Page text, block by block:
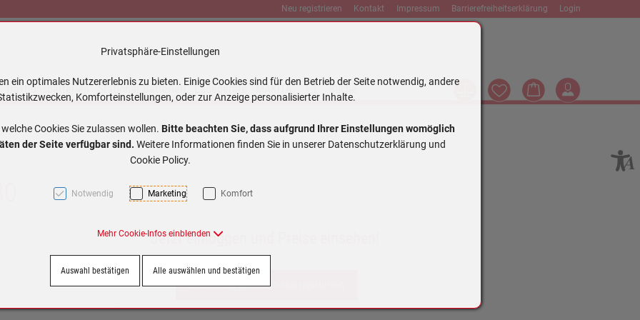
Neu registrieren Kontakt Impressum Barrierefreiheitserklärung Login
Traktionsbatterien Stationär Batterien Ladegeräte MAKITA Suche VergleichWunschlisteWarenkorbLogin
Jetzt einloggen und Preise einsehen!
Jetzt einloggen / kostenlos registrieren
Privatsphäre-Einstellungen
ein optimales Nutzererlebnis zu bieten. Einige Cookies sind für den Betrieb der Seite notwendig, andere
Komforteinstellungen, oder zur Anzeige personalisierter Inhalte.
Cookies Sie zulassen wollen. Bitte beachten Sie, dass aufgrund Ihrer Einstellungen womöglich
der Seite verfügbar sind. Weitere Informationen finden Sie in unserer Datenschutzerklärung und
Cookie Policy.
Notwendig Marketing Komfort
Mehr Cookie-Infos einblenden
Auswahl bestätigen Alle auswählen und bestätigen